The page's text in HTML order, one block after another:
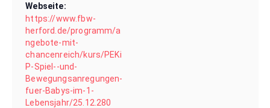
Webseite:
https://www.fbw-
herford.de/programm/a
ngebote-mit-
chancenreich/kurs/PEKi
P-Spiel--und-
Bewegungsanregungen-
fuer-Babys-im-1-
Lebensjahr/25.12.280